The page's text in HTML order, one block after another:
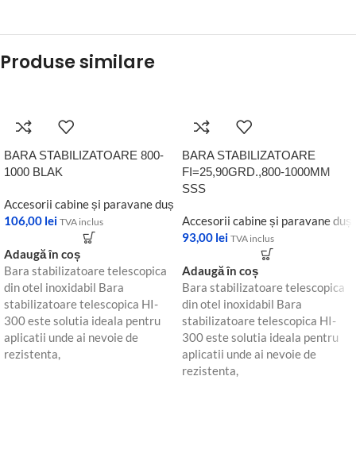
Produse similare
BARA STABILIZATOARE 800-
1000 BLAK
Accesorii cabine și paravane duș
106,00 lei TVA inclus
Adaugă în coș
Bara stabilizatoare telescopica
din otel inoxidabil Bara
stabilizatoare telescopica HI-
300 este solutia ideala pentru
aplicatii unde ai nevoie de
rezistenta,
BARA STABILIZATOARE
FI=25,90GRD.,800-1000MM
SSS
Accesorii cabine și paravane duș
93,00 lei TVA inclus
Adaugă în coș
Bara stabilizatoare telescopica
din otel inoxidabil Bara
stabilizatoare telescopica HI-
300 este solutia ideala pentru
aplicatii unde ai nevoie de
rezistenta,